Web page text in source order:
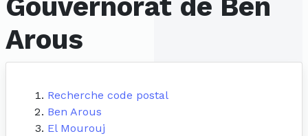
Gouvernorat de Ben
Arous
Recherche code postal
Ben Arous
El Mourouj